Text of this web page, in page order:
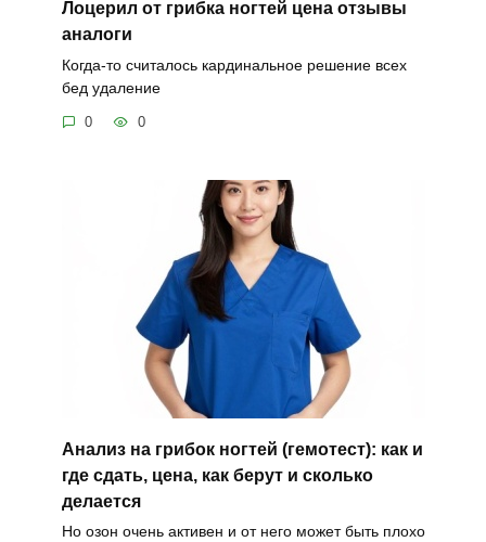
Лоцерил от грибка ногтей цена отзывы
аналоги
Когда-то считалось кардинальное решение всех
бед удаление
0 0
Анализ на грибок ногтей (гемотест): как и
где сдать, цена, как берут и сколько
делается
Но озон очень активен и от него может быть плохо